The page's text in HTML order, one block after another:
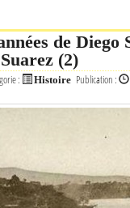
de Diego
(2)
: Histoire Publication :